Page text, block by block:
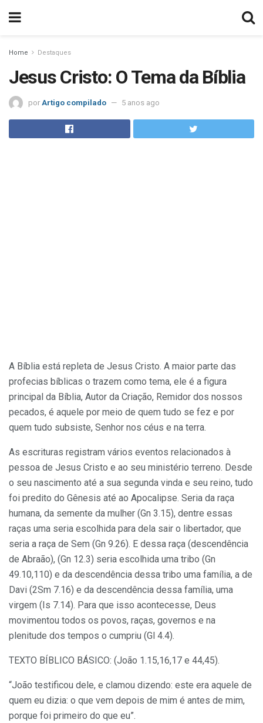
Home Destaques
Jesus Cristo: O Tema da Bíblia
por Artigo compilado 5 anos ago
A Bíblia está repleta de Jesus Cristo. A maior parte das
profecias bíblicas o trazem como tema, ele é a figura
principal da Bíblia, Autor da Criação, Remidor dos nossos
pecados, é aquele por meio de quem tudo se fez e por
quem tudo subsiste, Senhor nos céus e na terra.
As escrituras registram vários eventos relacionados à
pessoa de Jesus Cristo e ao seu ministério terreno. Desde
o seu nascimento até a sua segunda vinda e seu reino, tudo
foi predito do Gênesis até ao Apocalipse. Seria da raça
humana, da semente da mulher (Gn 3.15), dentre essas
raças uma seria escolhida para dela sair o libertador, que
seria a raça de Sem (Gn 9.26). E dessa raça (descendência
de Abraão), (Gn 12.3) seria escolhida uma tribo (Gn
49.10,110) e da descendência dessa tribo uma família, a de
Davi (2Sm 7.16) e da descendência dessa família, uma
virgem (Is 7.14). Para que isso acontecesse, Deus
movimentou todos os povos, raças, governos e na
plenitude dos tempos o cumpriu (Gl 4.4).
TEXTO BÍBLICO BÁSICO: (João 1.15,16,17 e 44,45).
“João testificou dele, e clamou dizendo: este era aquele de
quem eu dizia: o que vem depois de mim é antes de mim,
porque foi primeiro do que eu”.